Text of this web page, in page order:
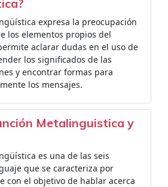
expresa la preocupación
los elementos propios del
aclarar dudas en el uso de
los significados de las
y encontrar formas para
los mensajes.
Metalinguistica y
es una de las seis
que se caracteriza por
con el objetivo de hablar acerca